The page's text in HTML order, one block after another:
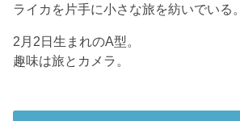
ライカを片手に小さな旅を紡いでいる。
2月2日生まれのA型。
趣味は旅とカメラ。